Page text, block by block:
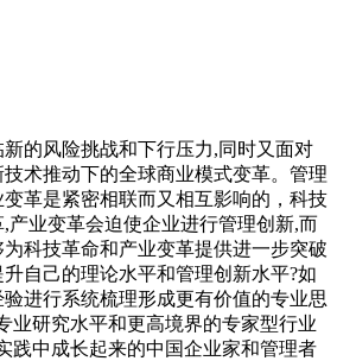
的风险挑战和下行压力,同时又面对
术推动下的全球商业模式变革。管理
革是紧密相联而又相互影响的，科技
产业变革会迫使企业进行管理创新,而
科技革命和产业变革提供进一步突破
自己的理论水平和管理创新水平?如
进行系统梳理形成更有价值的专业思
业研究水平和更高境界的专家型行业
践中成长起来的中国企业家和管理者